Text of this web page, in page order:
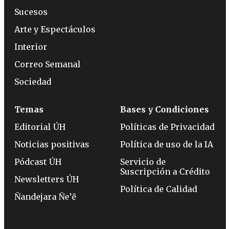
Sucesos
Arte y Espectáculos
Interior
Correo Semanal
Sociedad
Temas
Editorial ÚH
Noticias positivas
Pódcast ÚH
Newsletters ÚH
Ñandejara Ñe’ẽ
Bases y Condiciones
Políticas de Privacidad
Política de uso de la IA
Servicio de
Suscripción a Crédito
Política de Calidad